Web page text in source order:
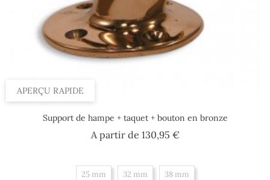
APERÇU RAPIDE
Support de hampe + taquet + bouton en bronze
A partir de 130,95 €Prix
25 mm 32 mm 38 mm